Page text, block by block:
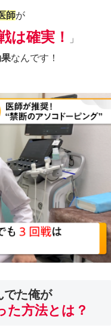
師が
は確実！
」
なんです！
でた俺が
た方法とは？